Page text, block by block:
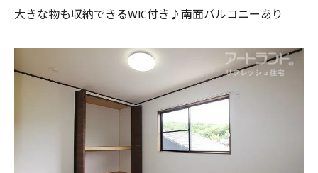
大きな物も収納できるWIC付き♪南面バルコニーあり